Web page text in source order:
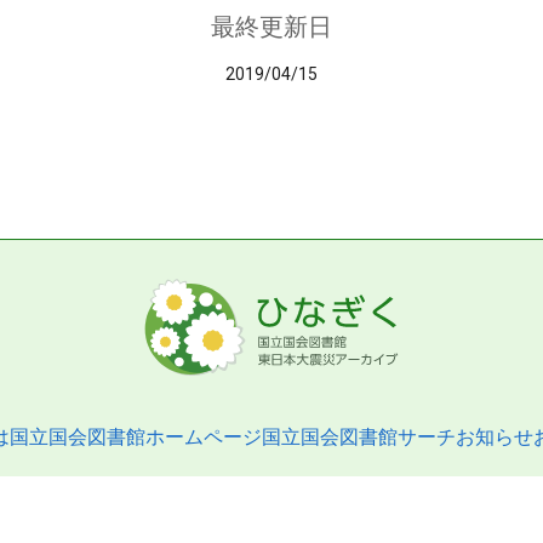
最終更新日
2019/04/15
国立国会図書館ホームページ国立国会図書館サーチお知らせ